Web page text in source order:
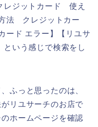
レジットカード 使え
法 クレジットカー
ード エラー】【リユサ
いう感じで検索をし
ふっと思ったのは、
リユサーチのお店で
ホームページを確認